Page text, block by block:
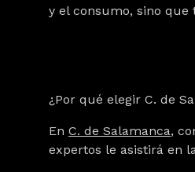
y el consumo, sino
¿Por qué elegir C. de
En C. de Salamanca,
expertos le asistirá en